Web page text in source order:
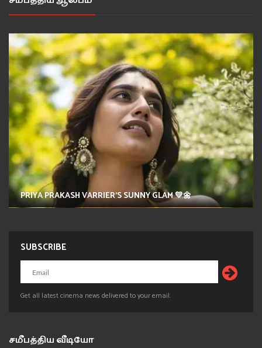
PRIYA PRAKASH VARRIER'S SUNNY GLAM 💛🌼
SUBSCRIBE
Get all latest cinema news delivered to your email.
சமீபத்திய வீடியோ